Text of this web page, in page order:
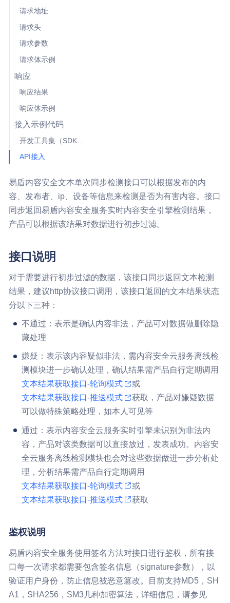
请求地址
请求头
请求参数
请求体示例
响应
响应结果
响应体示例
接入示例代码
开发工具集（SDK）接入
API接入
易盾内容安全文本单次同步检测接口可以根据发布的内
容、发布者、ip、设备等信息来检测是否为有害内容。接口
同步返回易盾内容安全服务实时内容安全引擎检测结果，
产品可以根据该结果对数据进行初步过滤。
接口说明
对于需要进行初步过滤的数据，该接口同步返回文本检测
结果，建议http协议接口调用，该接口返回的文本结果状态
分以下三种：
不通过：表示是确认内容非法，产品可对数据做删除隐
藏处理
嫌疑：表示该内容疑似非法，需内容安全云服务离线检
测模块进一步确认处理，确认结果需产品自行定期调用
文本结果获取接口-轮询模式
或
文本结果获取接口-推送模式
获取，产品对嫌疑数据
可以做特殊策略处理，如本人可见等
通过：表示内容安全云服务实时引擎未识别为非法内
容，产品对该类数据可以直接放过，发表成功。内容安
全云服务离线检测模块也会对这些数据做进一步分析处
理，分析结果需产品自行定期调用
文本结果获取接口-轮询模式
或
文本结果获取接口-推送模式
获取
鉴权说明
易盾内容安全服务使用签名方法对接口进行鉴权，所有接
口每一次请求都需要包含签名信息（signature参数），以
验证用户身份，防止信息被恶意篡改。目前支持MD5，SH
A1，SHA256，SM3几种加密算法，详细信息，请参见